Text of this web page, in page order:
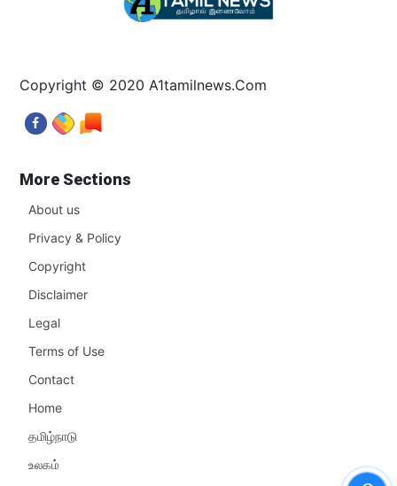
Copyright © 2020 A1tamilnews.Com
More Sections
About us
Privacy & Policy
Copyright
Disclaimer
Legal
Terms of Use
Contact
Home
தமிழ்நாடு
உலகம்